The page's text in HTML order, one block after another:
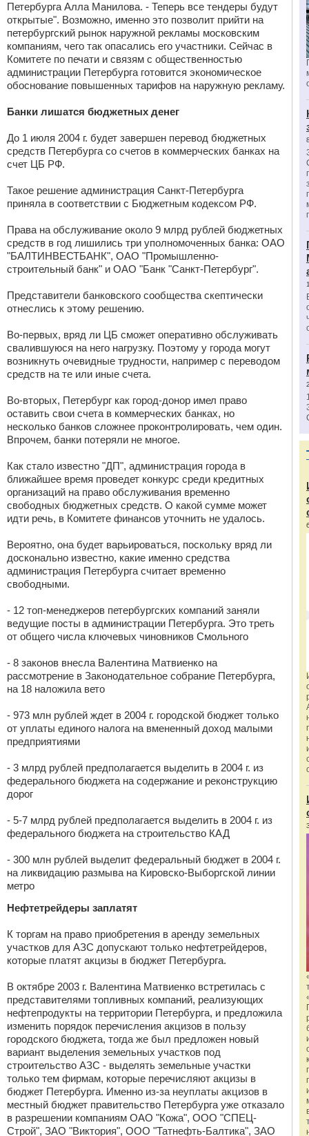
Петербурга Алла Манилова. - Теперь все тендеры будут
открытые". Возможно, именно это позволит прийти на
петербургский рынок наружной рекламы московским
компаниям, чего так опасались его участники. Сейчас в
Комитете по печати и связям с общественностью
администрации Петербурга готовится экономическое
обоснование повышенных тарифов на наружную рекламу.
Банки лишатся бюджетных денег
До 1 июля 2004 г. будет завершен перевод бюджетных
средств Петербурга со счетов в коммерческих банках на
счет ЦБ РФ.
Такое решение администрация Санкт-Петербурга
приняла в соответствии с Бюджетным кодексом РФ.
Права на обслуживание около 9 млрд рублей бюджетных
средств в год лишились три уполномоченных банка: ОАО
"БАЛТИНВЕСТБАНК", ОАО "Промышленно-
строительный банк" и ОАО "Банк "Санкт-Петербург".
Представители банковского сообщества скептически
отнеслись к этому решению.
Во-первых, вряд ли ЦБ сможет оперативно обслуживать
свалившуюся на него нагрузку. Поэтому у города могут
возникнуть очевидные трудности, например с переводом
средств на те или иные счета.
Во-вторых, Петербург как город-донор имел право
оставить свои счета в коммерческих банках, но
несколько банков сложнее проконтролировать, чем один.
Впрочем, банки потеряли не многое.
Как стало известно "ДП", администрация города в
ближайшее время проведет конкурс среди кредитных
организаций на право обслуживания временно
свободных бюджетных средств. О какой сумме может
идти речь, в Комитете финансов уточнить не удалось.
Вероятно, она будет варьироваться, поскольку вряд ли
досконально известно, какие именно средства
администрация Петербурга считает временно
свободными.
- 12 топ-менеджеров петербургских компаний заняли
ведущие посты в администрации Петербурга. Это треть
от общего числа ключевых чиновников Смольного
- 8 законов внесла Валентина Матвиенко на
рассмотрение в Законодательное собрание Петербурга,
на 18 наложила вето
- 973 млн рублей ждет в 2004 г. городской бюджет только
от уплаты единого налога на вмененный доход малыми
предприятиями
- 3 млрд рублей предполагается выделить в 2004 г. из
федерального бюджета на содержание и реконструкцию
дорог
- 5-7 млрд рублей предполагается выделить в 2004 г. из
федерального бюджета на строительство КАД
- 300 млн рублей выделит федеральный бюджет в 2004 г.
на ликвидацию размыва на Кировско-Выборгской линии
метро
Нефтетрейдеры заплатят
К торгам на право приобретения в аренду земельных
участков для АЗС допускают только нефтетрейдеров,
которые платят акцизы в бюджет Петербурга.
В октябре 2003 г. Валентина Матвиенко встретилась с
представителями топливных компаний, реализующих
нефтепродукты на территории Петербурга, и предложила
изменить порядок перечисления акцизов в пользу
городского бюджета, тогда же был предложен новый
вариант выделения земельных участков под
строительство АЗС - выделять земельные участки
только тем фирмам, которые перечисляют акцизы в
бюджет Петербурга. Именно из-за неуплаты акцизов в
местный бюджет правительство Петербурга уже отказало
в разрешении компаниям ОАО "Кожа", ООО "СПЕЦ-
Строй", ЗАО "Виктория", ООО "Татнефть-Балтика", ЗАО